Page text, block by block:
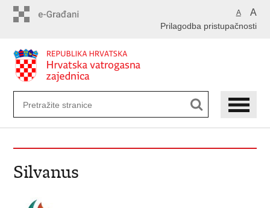
A A
Prilagodba pristupačnosti
Silvanus